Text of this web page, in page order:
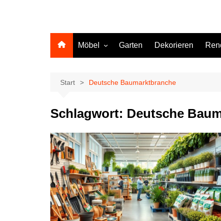
Möbel Garten Dekorieren
Start Deutsche Baumarktbranche
Schlagwort: Deutsche